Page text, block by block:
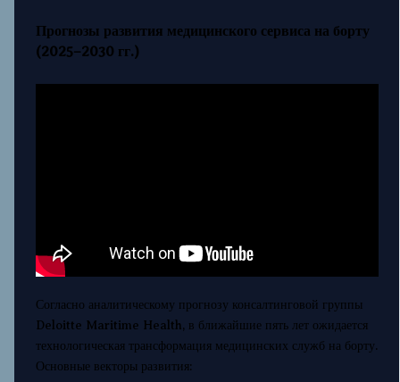
Прогнозы развития медицинского сервиса на борту
(2025–2030 гг.)
Согласно аналитическому прогнозу консалтинговой группы
Deloitte Maritime Health, в ближайшие пять лет ожидается
технологическая трансформация медицинских служб на борту.
Основные векторы развития: